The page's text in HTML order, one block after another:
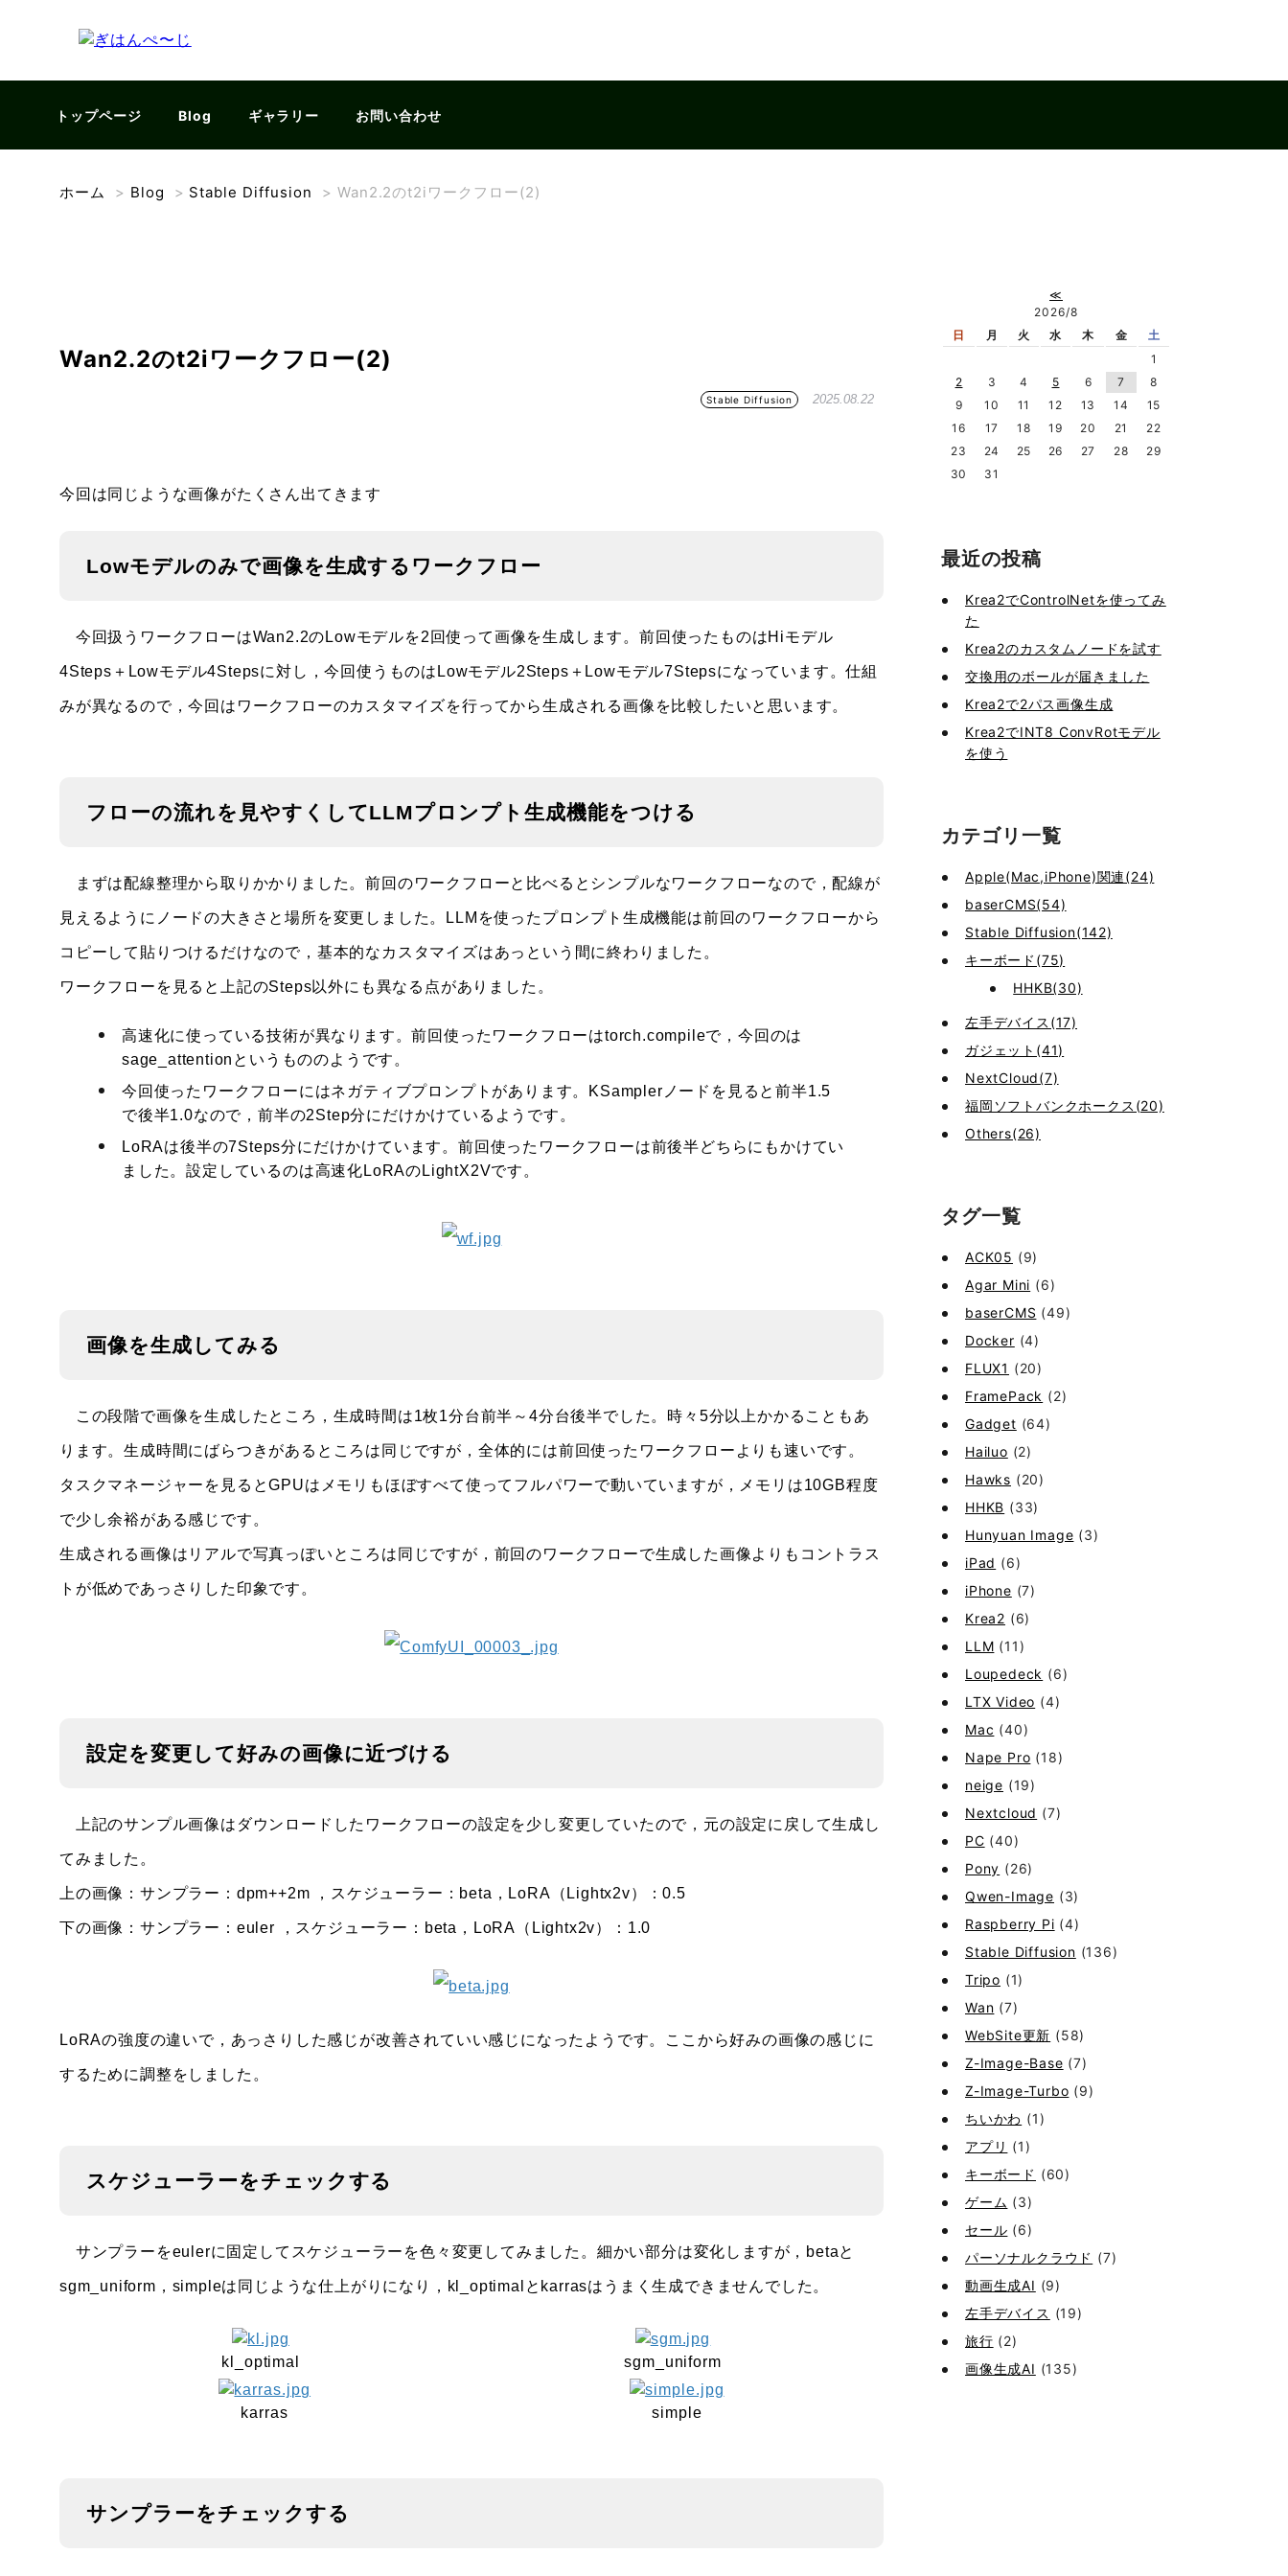
トップページ Blog ギャラリー お問い合わせ
ホーム > Blog > Stable Diffusion > Wan2.2のt2iワークフロー(2)
Wan2.2のt2iワークフロー(2)
Stable Diffusion 2025.08.22
今回は同じような画像がたくさん出てきます
Lowモデルのみで画像を生成するワークフロー
今回扱うワークフローはWan2.2のLowモデルを2回使って画像を生成します。前回使ったものはHiモデル
4Steps＋Lowモデル4Stepsに対し，今回使うものはLowモデル2Steps＋Lowモデル7Stepsになっています。仕組
みが異なるので，今回はワークフローのカスタマイズを行ってから生成される画像を比較したいと思います。
フローの流れを見やすくしてLLMプロンプト生成機能をつける
まずは配線整理から取りかかりました。前回のワークフローと比べるとシンプルなワークフローなので，配線が
見えるようにノードの大きさと場所を変更しました。LLMを使ったプロンプト生成機能は前回のワークフローから
コピーして貼りつけるだけなので，基本的なカスタマイズはあっという間に終わりました。
ワークフローを見ると上記のSteps以外にも異なる点がありました。
高速化に使っている技術が異なります。前回使ったワークフローはtorch.compileで，今回のは
sage_attentionというもののようです。
今回使ったワークフローにはネガティブプロンプトがあります。KSamplerノードを見ると前半1.5
で後半1.0なので，前半の2Step分にだけかけているようです。
LoRAは後半の7Steps分にだけかけています。前回使ったワークフローは前後半どちらにもかけてい
ました。設定しているのは高速化LoRAのLightX2Vです。
画像を生成してみる
この段階で画像を生成したところ，生成時間は1枚1分台前半～4分台後半でした。時々5分以上かかることもあ
ります。生成時間にばらつきがあるところは同じですが，全体的には前回使ったワークフローよりも速いです。
タスクマネージャーを見るとGPUはメモリもほぼすべて使ってフルパワーで動いていますが，メモリは10GB程度
で少し余裕がある感じです。
生成される画像はリアルで写真っぽいところは同じですが，前回のワークフローで生成した画像よりもコントラス
トが低めであっさりした印象です。
設定を変更して好みの画像に近づける
上記のサンプル画像はダウンロードしたワークフローの設定を少し変更していたので，元の設定に戻して生成し
てみました。
上の画像：サンプラー：dpm++2m ，スケジューラー：beta，LoRA（Lightx2v）：0.5
下の画像：サンプラー：euler ，スケジューラー：beta，LoRA（Lightx2v）：1.0
LoRAの強度の違いで，あっさりした感じが改善されていい感じになったようです。ここから好みの画像の感じに
するために調整をしました。
スケジューラーをチェックする
サンプラーをeulerに固定してスケジューラーを色々変更してみました。細かい部分は変化しますが，betaと
sgm_uniform，simpleは同じような仕上がりになり，kl_optimalとkarrasはうまく生成できませんでした。
kl_optimal sgm_uniform
karras simple
サンプラーをチェックする
≪
2026/8
日
月 火 水 木 金
土
1
2
3 4 5 6 7
8
9
10 11 12 13 14
15
16
17 18 19 20 21
22
23
24 25 26 27 28
29
30
31
最近の投稿
Krea2でControlNetを使ってみ
た
Krea2のカスタムノードを試す
交換用のボールが届きました
Krea2で2パス画像生成
Krea2でINT8 ConvRotモデル
を使う
カテゴリ一覧
Apple(Mac,iPhone)関連(24)
baserCMS(54)
Stable Diffusion(142)
キーボード(75)
HHKB(30)
左手デバイス(17)
ガジェット(41)
NextCloud(7)
福岡ソフトバンクホークス(20)
Others(26)
タグ一覧
ACK05 (9)
Agar Mini (6)
baserCMS (49)
Docker (4)
FLUX1 (20)
FramePack (2)
Gadget (64)
Hailuo (2)
Hawks (20)
HHKB (33)
Hunyuan Image (3)
iPad (6)
iPhone (7)
Krea2 (6)
LLM (11)
Loupedeck (6)
LTX Video (4)
Mac (40)
Nape Pro (18)
neige (19)
Nextcloud (7)
PC (40)
Pony (26)
Qwen-Image (3)
Raspberry Pi (4)
Stable Diffusion (136)
Tripo (1)
Wan (7)
WebSite更新 (58)
Z-Image-Base (7)
Z-Image-Turbo (9)
ちいかわ (1)
アプリ (1)
キーボード (60)
ゲーム (3)
セール (6)
パーソナルクラウド (7)
動画生成AI (9)
左手デバイス (19)
旅行 (2)
画像生成AI (135)